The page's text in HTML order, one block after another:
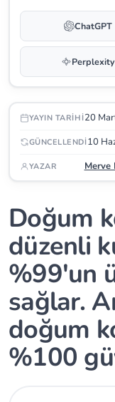
ChatGPT
Perplexity
YAYIN TARIHI20
GÜNCELLENDI10
YAZAR Merve
Doğum
düzenli
%99'un
sağlar.
doğum
%100